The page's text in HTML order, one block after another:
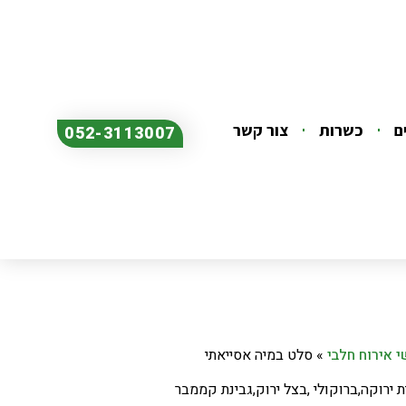
כשרות צור קשר 052-3113007
אירוח חלבי» סלט במיה אסייאתי
ירוקה,ברוקולי ,בצל ירוק,גבינת קממבר